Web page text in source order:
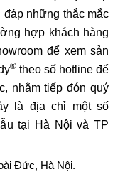
những thắc mắc
hợp khách hàng
để xem sản
®theo số hotline để
nhằm tiếp đón quý
là địa chỉ một số
tại Hà Nội và TP
Đức, Hà Nội.